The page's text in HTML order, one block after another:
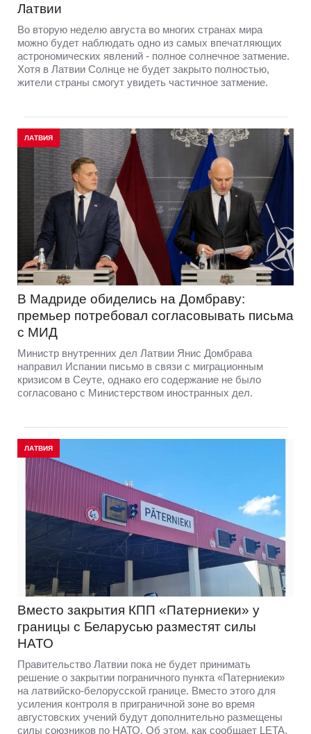
Латвии
Во вторую неделю августа во многих странах мира
можно будет наблюдать одно из самых впечатляющих
астрономических явлений - полное солнечное затмение.
Хотя в Латвии Солнце не будет закрыто полностью,
жители страны смогут увидеть частичное затмение.
ЛАТВИЯ
В Мадриде обиделись на Домбраву:
премьер потребовал согласовывать письма
с МИД
Министр внутренних дел Латвии Янис Домбрава
направил Испании письмо в связи с миграционным
кризисом в Сеуте, однако его содержание не было
согласовано с Министерством иностранных дел.
ЛАТВИЯ
Вместо закрытия КПП «Патерниеки» у
границы с Беларусью разместят силы
НАТО
Правительство Латвии пока не будет принимать
решение о закрытии пограничного пункта «Патерниеки»
на латвийско-белорусской границе. Вместо этого для
усиления контроля в приграничной зоне во время
августовских учений будут дополнительно размещены
силы союзников по НАТО. Об этом, как сообщает LETA,